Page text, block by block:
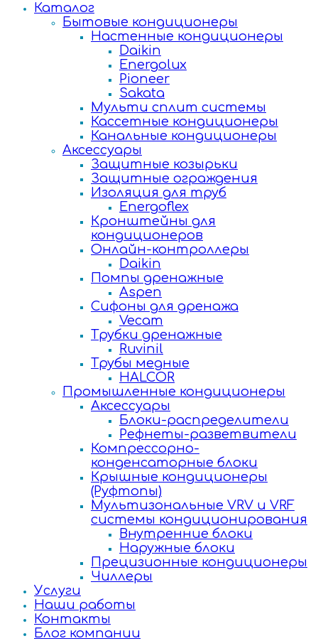
Каталог
Бытовые кондиционеры
Настенные кондиционеры
Daikin
Energolux
Pioneer
Sakata
Мульти сплит системы
Кассетные кондиционеры
Канальные кондиционеры
Аксессуары
Защитные козырьки
Защитные ограждения
Изоляция для труб
Energoflex
Кронштейны для
кондиционеров
Онлайн-контроллеры
Daikin
Помпы дренажные
Aspen
Сифоны для дренажа
Vecam
Трубки дренажные
Ruvinil
Трубы медные
HALCOR
Промышленные кондиционеры
Аксессуары
Блоки-распределители
Рефнеты-разветвители
Компрессорно-
конденсаторные блоки
Крышные кондиционеры
(Руфтопы)
Мультизональные VRV и VRF
системы кондиционирования
Внутренние блоки
Наружные блоки
Прецизионные кондиционеры
Чиллеры
Услуги
Наши работы
Контакты
Блог компании